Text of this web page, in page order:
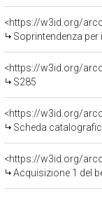
<https://w3id.org/
Soprintendenza
<https://w3id.org/
S285
<https://w3id.org/
Scheda
<https://w3id.org/
Acquisizione 1 del